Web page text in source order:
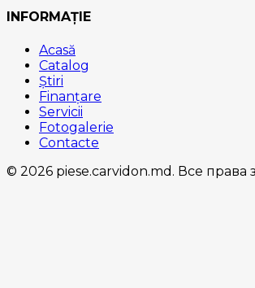
INFORMAȚIE
Acasă
Catalog
Știri
Finanțare
Servicii
Fotogalerie
Contacte
© 2026 piese.carvidon.md. Все